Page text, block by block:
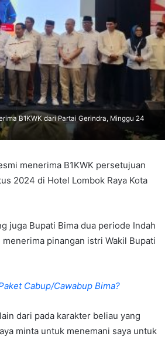
B1KWK dari Partai Gerindra, Minggu 24
menerima B1KWK persetujuan
2024 di Hotel Lombok Raya Kota
juga Bupati Bima dua periode Indah
pinangan istri Wakil Bupati
Cabup/Cawabup Bima?
dari pada karakter beliau yang
minta untuk menemani saya untuk